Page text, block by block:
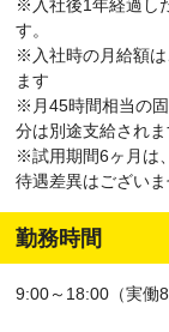
※入社後1年経過し
す。
※入社時の月給額は
ます
※月45時間相当の
分は別途支給されま
※試用期間6ヶ月は
待遇差異はござい
勤務時間
9:00～18:00（実働